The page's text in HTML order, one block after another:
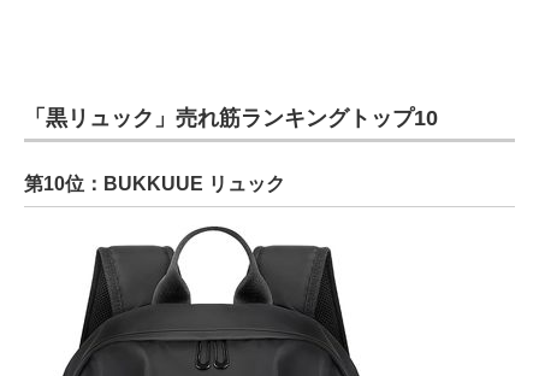
「黒リュック」売れ筋ランキングトップ10
第10位：BUKKUUE リュック